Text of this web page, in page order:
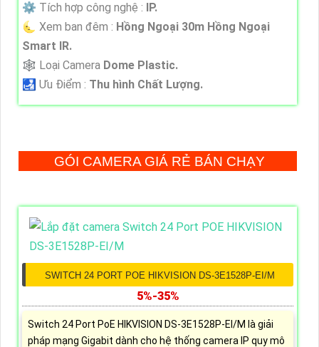
⚙ Tích hợp công nghệ : IP.
🌜 Xem ban đêm : Hồng Ngoại 30m Hồng Ngoại
Smart IR.
🕸️ Loại Camera Dome Plastic.
️🛃 Ưu Điểm : Thu hình Chất Lượng.
GÓI CAMERA GIÁ RẺ BÁN CHẠY
SWITCH 24 PORT POE HIKVISION DS-3E1528P-EI/M
5%-35%
Switch 24 Port PoE HIKVISION DS-3E1528P-EI/M là giải
pháp mạng Gigabit dành cho hệ thống camera IP quy mô